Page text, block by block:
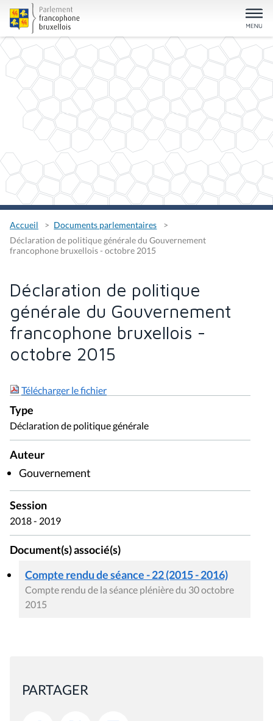
Accueil
Documents parlementaires
Déclaration de politique générale du Gouvernement
francophone bruxellois - octobre 2015
Déclaration de politique
générale du Gouvernement
francophone bruxellois -
octobre 2015
Télécharger le fichier
Type
Déclaration de politique générale
Auteur
Gouvernement
Session
2018 - 2019
Document(s) associé(s)
Compte rendu de séance - 22 (2015 - 2016)
Compte rendu de la séance plénière du 30 octobre
2015
PARTAGER